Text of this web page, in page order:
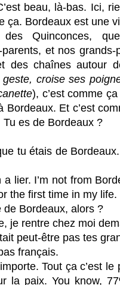
beau, là-bas. Ici,
ça. Bordeaux est une
Quinconces,
et nos
des chaînes autour
croise ses
), c’est comme
Bordeaux. Et c’est
es de Bordeaux ?
tu étais de
a lier. I’m not from
the first time in my life.
de Bordeaux, alors ?
je rentre chez moi
peut-être pas tes
français.
Tout ça c’est
la paix. You know,